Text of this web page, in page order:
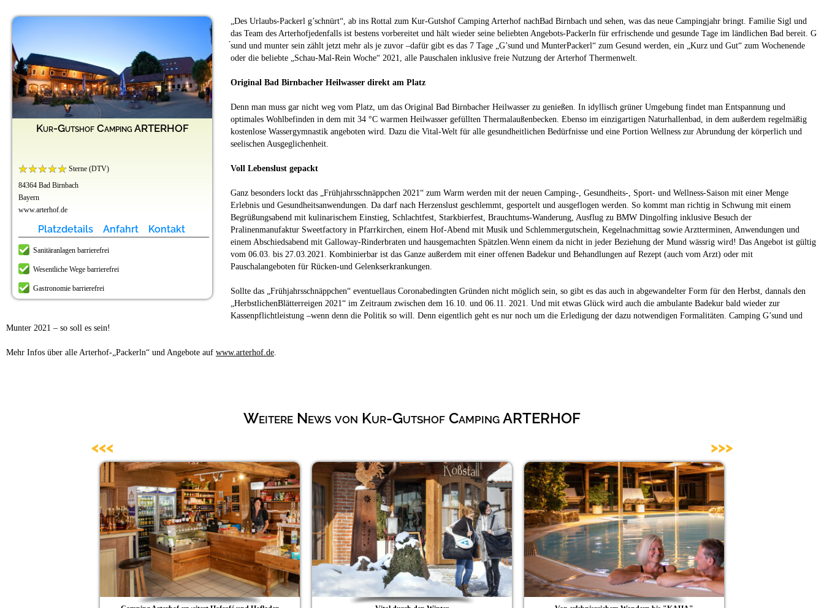
Kur-Gutshof Camping ARTERHOF
Sterne (DTV)
84364 Bad Birnbach
Bayern
www.arterhof.de
Platzdetails Anfahrt Kontakt
Sanitäranlagen barrierefrei
Wesentliche Wege barrierefrei
Gastronomie barrierefrei
„Des Urlaubs-Packerl g’schnürt“, ab ins Rottal zum Kur-Gutshof Camping Arterhof nachBad Birnbach und sehen, was das neue Campingjahr bringt. Familie Sigl und
das Team des Arterhofjedenfalls ist bestens vorbereitet und hält wieder seine beliebten Angebots-Packerln für erfrischende und gesunde Tage im ländlichen Bad bereit. G
́sund und munter sein zählt jetzt mehr als je zuvor –dafür gibt es das 7 Tage „G’sund und MunterPackerl“ zum Gesund werden, ein „Kurz und Gut“ zum Wochenende
oder die beliebte „Schau-Mal-Rein Woche“ 2021, alle Pauschalen inklusive freie Nutzung der Arterhof Thermenwelt.
Original Bad Birnbacher Heilwasser direkt am Platz
Denn man muss gar nicht weg vom Platz, um das Original Bad Birnbacher Heilwasser zu genießen. In idyllisch grüner Umgebung findet man Entspannung und
optimales Wohlbefinden in dem mit 34 °C warmen Heilwasser gefüllten Thermalaußenbecken. Ebenso im einzigartigen Naturhallenbad, in dem außerdem regelmäßig
kostenlose Wassergymnastik angeboten wird. Dazu die Vital-Welt für alle gesundheitlichen Bedürfnisse und eine Portion Wellness zur Abrundung der körperlich und
seelischen Ausgeglichenheit.
Voll Lebenslust gepackt
Ganz besonders lockt das „Frühjahrsschnäppchen 2021“ zum Warm werden mit der neuen Camping-, Gesundheits-, Sport- und Wellness-Saison mit einer Menge
Erlebnis und Gesundheitsanwendungen. Da darf nach Herzenslust geschlemmt, gesportelt und ausgeflogen werden. So kommt man richtig in Schwung mit einem
Begrüßungsabend mit kulinarischem Einstieg, Schlachtfest, Starkbierfest, Brauchtums-Wanderung, Ausflug zu BMW Dingolfing inklusive Besuch der
Pralinenmanufaktur Sweetfactory in Pfarrkirchen, einem Hof-Abend mit Musik und Schlemmergutschein, Kegelnachmittag sowie Arztterminen, Anwendungen und
einem Abschiedsabend mit Galloway-Rinderbraten und hausgemachten Spätzlen.Wenn einem da nicht in jeder Beziehung der Mund wässrig wird! Das Angebot ist gültig
vom 06.03. bis 27.03.2021. Kombinierbar ist das Ganze außerdem mit einer offenen Badekur und Behandlungen auf Rezept (auch vom Arzt) oder mit
Pauschalangeboten für Rücken-und Gelenkserkrankungen.
Sollte das „Frühjahrsschnäppchen“ eventuellaus Coronabedingten Gründen nicht möglich sein, so gibt es das auch in abgewandelter Form für den Herbst, dannals den
„HerbstlichenBlätterreigen 2021“ im Zeitraum zwischen dem 16.10. und 06.11. 2021. Und mit etwas Glück wird auch die ambulante Badekur bald wieder zur
Kassenpflichtleistung –wenn denn die Politik so will. Denn eigentlich geht es nur noch um die Erledigung der dazu notwendigen Formalitäten. Camping G’sund und
Munter 2021 – so soll es sein!
Mehr Infos über alle Arterhof-„Packerln“ und Angebote auf www.arterhof.de
Weitere News von Kur-Gutshof Camping ARTERHOF
<<< >>>